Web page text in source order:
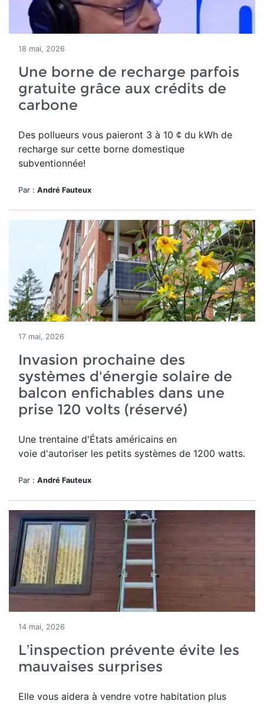
18 mai, 2026
Une borne de recharge parfois
gratuite grâce aux crédits de
carbone
Des pollueurs vous paieront 3 à 10 ¢ du kWh de
recharge sur cette borne domestique
subventionnée!
Par : André Fauteux
17 mai, 2026
Invasion prochaine des
systèmes d'énergie solaire de
balcon enfichables dans une
prise 120 volts (réservé)
Une trentaine d'États américains en
voie d'autoriser les petits systèmes de 1200 watts.
Par : André Fauteux
14 mai, 2026
L’inspection prévente évite les
mauvaises surprises
Elle vous aidera à vendre votre habitation plus